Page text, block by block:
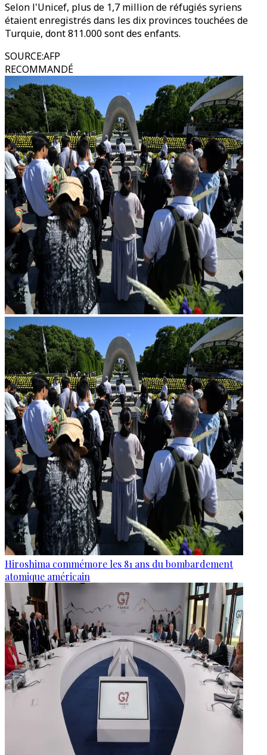
Selon l'Unicef, plus de 1,7 million de réfugiés syriens
étaient enregistrés dans les dix provinces touchées de
Turquie, dont 811.000 sont des enfants.
SOURCE:AFP
RECOMMANDÉ
Hiroshima commémore les 81 ans du bombardement
atomique américain